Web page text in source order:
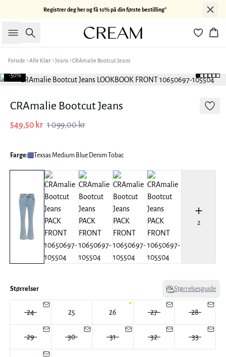
Registrer deg her og få 10% på din første bestilling*
Søk
Forside Alle Klær Jeans CRAmalie Bootcut Jeans
-50%
CRAmalie Bootcut Jeans
549,50 kr 1 099,00 kr
Farge: Texsas Medium Blue Denim Tobac
2
Størrelser Størrelsesguide
24 25 26 27 28
29 30 31 32 33